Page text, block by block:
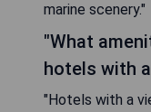
marine scenery."
"What
hotels with
"Hotels with a